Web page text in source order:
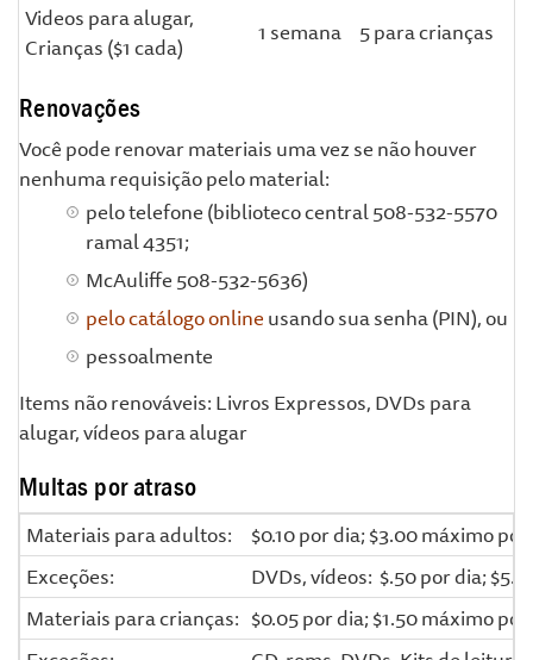
Videos para alugar,
Crianças ($1 cada)
1 semana 5 para crianças
Renovações
Você pode renovar materiais uma vez se não houver
nenhuma requisição pelo material:
pelo telefone (biblioteco central 508-532-5570
ramal 4351;
McAuliffe 508-532-5636)
pelo catálogo onlineusando sua senha (PIN), ou
pessoalmente
Items não renováveis: Livros Expressos, DVDs para
alugar, vídeos para alugar
Multas por atraso
Materiais para adultos:
$0.10 por dia; $3.00 máximo
Exceções:
DVDs, vídeos: $.50 por dia;
Materiais para crianças: $0.05 por dia; $1.50 máximo